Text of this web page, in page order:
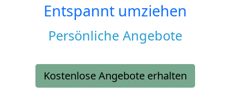
Entspannt umziehen
Persönliche Angebote
Kostenlose Angebote erhalten